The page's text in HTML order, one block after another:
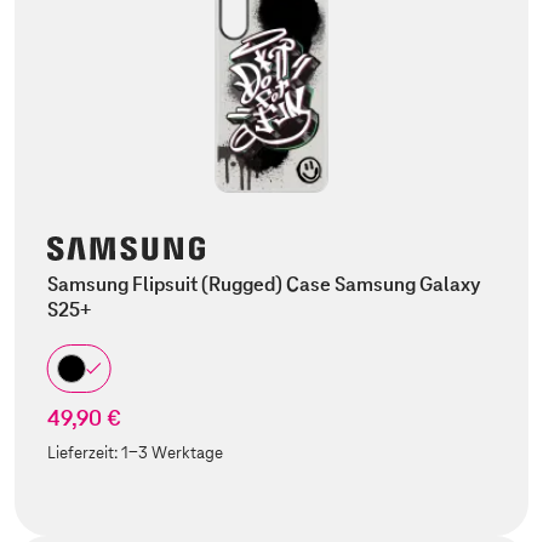
Samsung Flipsuit (Rugged) Case Samsung Galaxy
S25+
49,90 €
Lieferzeit:1-3 Werktage